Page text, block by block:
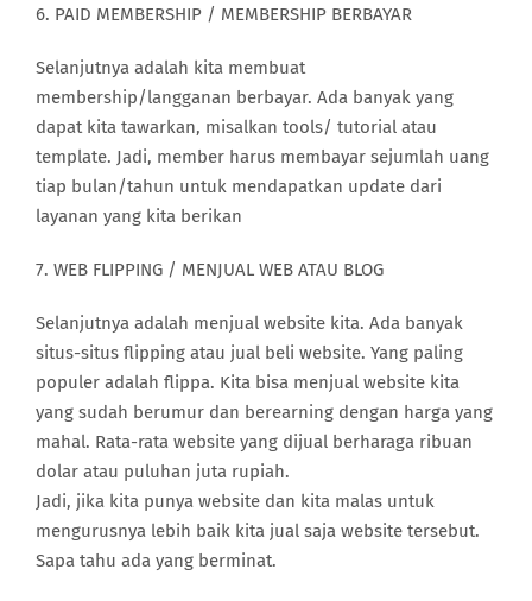
6. PAID MEMBERSHIP / MEMBERSHIP BERBAYAR
Selanjutnya adalah kita membuat
membership/langganan berbayar. Ada banyak yang
dapat kita tawarkan, misalkan tools/ tutorial atau
template. Jadi, member harus membayar sejumlah uang
tiap bulan/tahun untuk mendapatkan update dari
layanan yang kita berikan
7. WEB FLIPPING / MENJUAL WEB ATAU BLOG
Selanjutnya adalah menjual website kita. Ada banyak
situs-situs flipping atau jual beli website. Yang paling
populer adalah flippa. Kita bisa menjual website kita
yang sudah berumur dan berearning dengan harga yang
mahal. Rata-rata website yang dijual berharaga ribuan
dolar atau puluhan juta rupiah.
Jadi, jika kita punya website dan kita malas untuk
mengurusnya lebih baik kita jual saja website tersebut.
Sapa tahu ada yang berminat.